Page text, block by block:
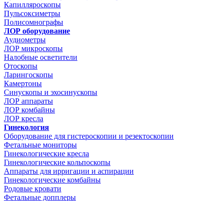
Капилляроскопы
Пульсоксиметры
Полисомнографы
ЛОР оборудование
Аудиометры
ЛОР микроскопы
Налобные осветители
Отоскопы
Ларингоскопы
Камертоны
Синускопы и эхосинускопы
ЛОР аппараты
ЛОР комбайны
ЛОР кресла
Гинекология
Оборудование для гистероскопии и резектоскопии
Фетальные мониторы
Гинекологические кресла
Гинекологические кольпоскопы
Аппараты для ирригации и аспирации
Гинекологические комбайны
Родовые кровати
Фетальные допплеры